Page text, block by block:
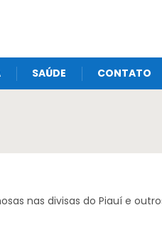
SAÚDE CONTATO
nas divisas do Piauí e